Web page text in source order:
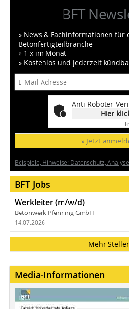
BFT
» News & Fachinformationen für
Betonfertigteilbranche
» 1 x im Monat
» Kostenlos und jederzeit
Anti-Roboter-
Hier
» Jetzt
Beispiele, Hinweise: Datenschutz,
BFT Jobs
Werkleiter (m/w/d)
Betonwerk Pfenning GmbH
14.07.2026
Mehr
Media-Informationen